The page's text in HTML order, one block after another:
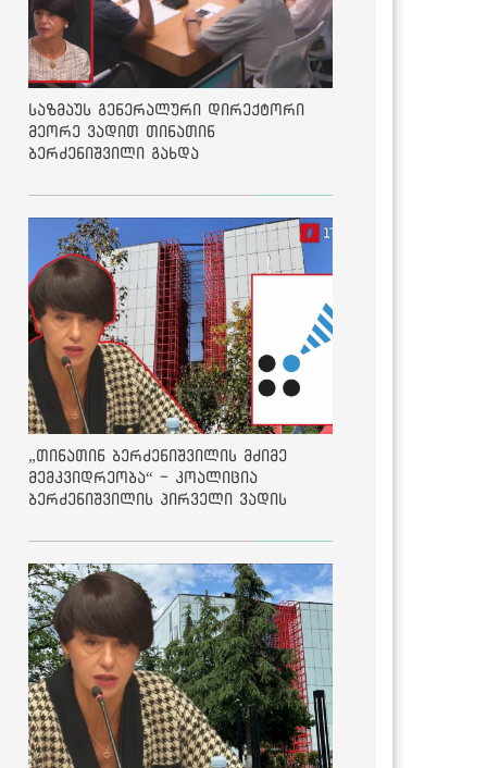
საზმაუს გენერალური დირექტორი
მეორე ვადით თინათინ
ბერძენიშვილი გახდა
„თინათინ ბერძენიშვილის მძიმე
მემკვიდრეობა“ - კოალიცია
ბერძენიშვილის პირველი ვადის